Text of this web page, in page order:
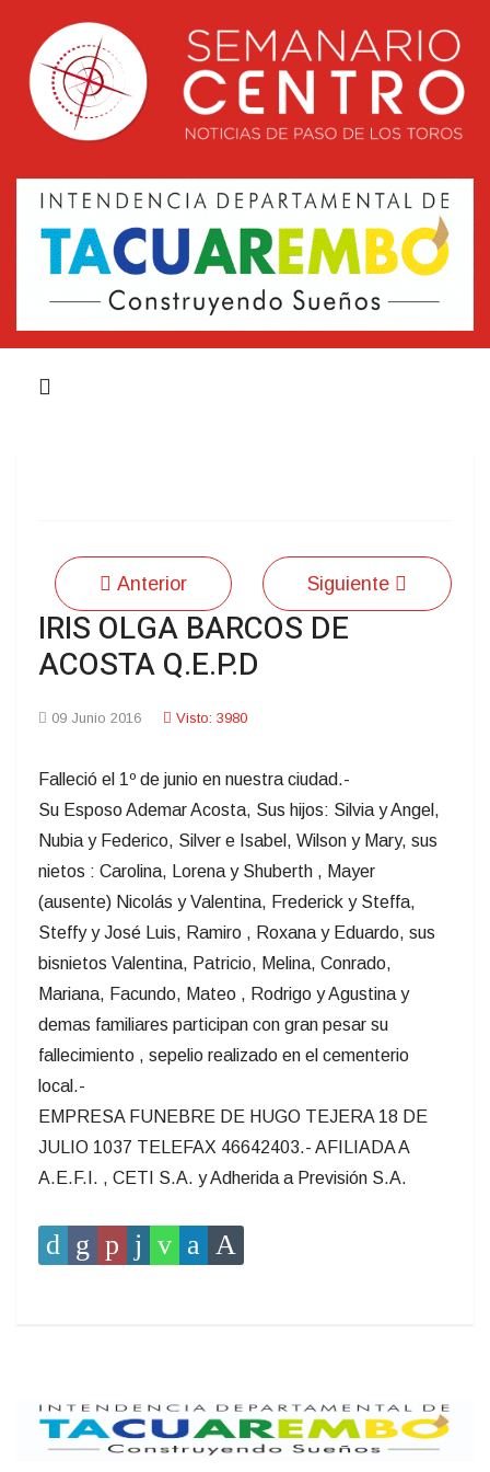
Anterior Siguiente
IRIS OLGA BARCOS DE
ACOSTA Q.E.P.D
09 Junio 2016 Visto: 3980
Falleció el 1º de junio en nuestra ciudad.-
Su Esposo Ademar Acosta, Sus hijos: Silvia y Angel,
Nubia y Federico, Silver e Isabel, Wilson y Mary, sus
nietos : Carolina, Lorena y Shuberth , Mayer
(ausente) Nicolás y Valentina, Frederick y Steffa,
Steffy y José Luis, Ramiro , Roxana y Eduardo, sus
bisnietos Valentina, Patricio, Melina, Conrado,
Mariana, Facundo, Mateo , Rodrigo y Agustina y
demas familiares participan con gran pesar su
fallecimiento , sepelio realizado en el cementerio
local.-
EMPRESA FUNEBRE DE HUGO TEJERA 18 DE
JULIO 1037 TELEFAX 46642403.- AFILIADA A
A.E.F.I. , CETI S.A. y Adherida a Previsión S.A.